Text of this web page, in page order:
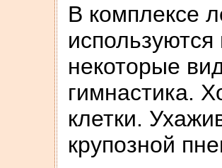
В комплексе
некоторые
гимнастика.
клетки.
крупозной